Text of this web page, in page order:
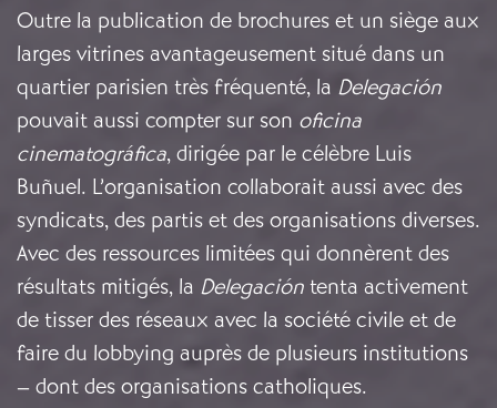
Outre la publication de brochures et un siège aux
larges vitrines avantageusement situé dans un
quartier parisien très fréquenté, la Delegación
pouvait aussi compter sur son oficina
cinematográfica, dirigée par le célèbre Luis
Buñuel. L’organisation collaborait aussi avec des
syndicats, des partis et des organisations diverses.
Avec des ressources limitées qui donnèrent des
résultats mitigés, la Delegación tenta activement
de tisser des réseaux avec la société civile et de
faire du lobbying auprès de plusieurs institutions
– dont des organisations catholiques.